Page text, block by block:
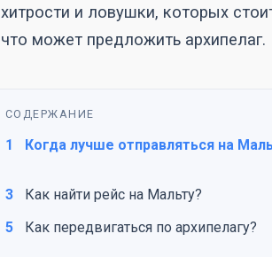
хитрости и ловушки, которых
что может предложить архипелаг.
СОДЕРЖАНИЕ
1 Когда лучше отправляться на
3
Как найти рейс на Мальту?
5
Как передвигаться по архипелагу?